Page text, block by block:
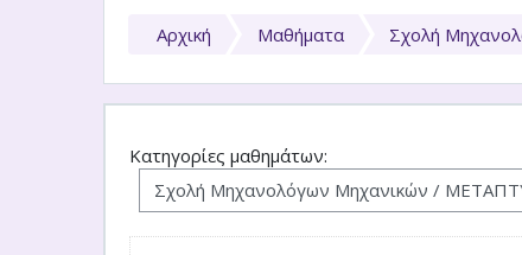
Αρχική Μαθήματα Σχολή
Κατηγορίες μαθημάτων: